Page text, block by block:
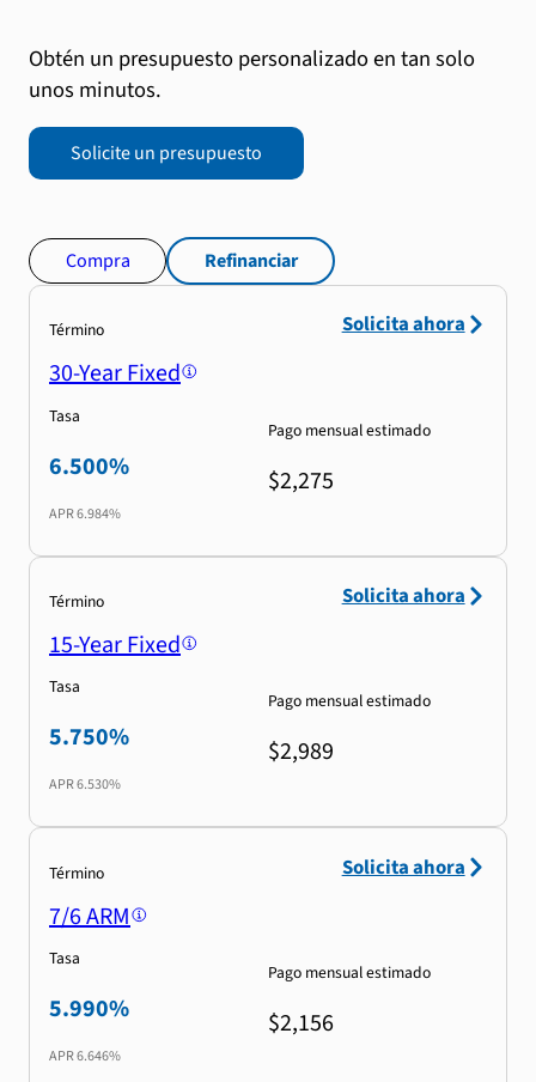
Obtén un presupuesto personalizado en tan solo
unos minutos.
Solicite un presupuesto
Compra Refinanciar
Término
30-Year Fixed
Tasa
6.500%
APR6.984%
Pago mensual estimado
$2,275
Solicita ahora
Término
15-Year Fixed
Tasa
5.750%
APR6.530%
Pago mensual estimado
$2,989
Solicita ahora
Término
7/6 ARM
Tasa
5.990%
APR6.646%
Pago mensual estimado
$2,156
Solicita ahora